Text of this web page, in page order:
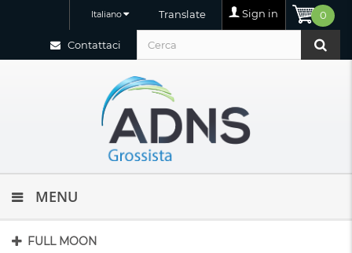
0
Sign in
Translate
Italiano
Contattaci
MENU
FULL MOON